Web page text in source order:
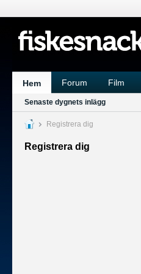
Hem Forum Film
Senaste dygnets inlägg
Registrera dig
Registrera dig